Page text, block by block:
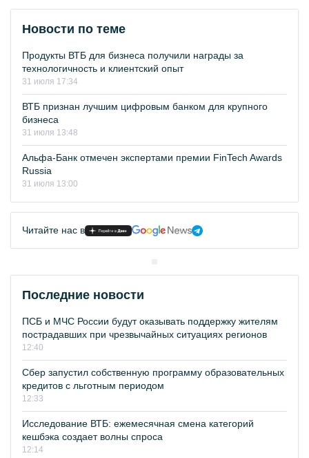
Новости по теме
Продукты ВТБ для бизнеса получили награды за
технологичность и клиентский опыт
31 июля 17:34
ВТБ признан лучшим цифровым банком для крупного
бизнеса
31 июля 13:48
Альфа-Банк отмечен экспертами премии FinTech Awards
Russia
31 июля 13:00
Читайте нас в
Последние новости
ПСБ и МЧС России будут оказывать поддержку жителям
пострадавших при чрезвычайных ситуациях регионов
12:40
Сбер запустил собственную программу образовательных
кредитов с льготным периодом
12:33
Исследование ВТБ: ежемесячная смена категорий
кешбэка создает волны спроса
12:14